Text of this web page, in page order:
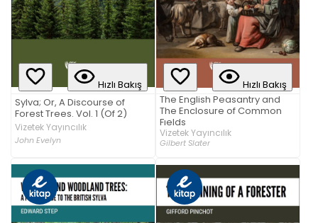
Hızlı Bakış
Sylva; Or, A Discourse of
Forest Trees. Vol. 1 (Of 2)
Vizetek Yayıncılık
John Evelyn
Hızlı Bakış
The English Peasantry and
The Enclosure of Common
Fıelds
Vizetek Yayıncılık
Gilbert Slater